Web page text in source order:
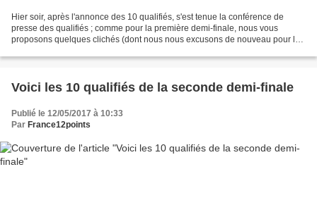
Hier soir, après l'annonce des 10 qualifiés, s'est tenue la conférence de
presse des qualifiés ; comme pour la première demi-finale, nous vous
proposons quelques clichés (dont nous nous excusons de nouveau pour la
Voici les 10 qualifiés de la seconde demi-finale
Publié le 12/05/2017 à 10:33
Par France12points